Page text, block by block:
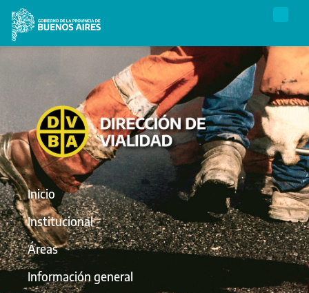
Inicio
Institucional
Áreas
Información general